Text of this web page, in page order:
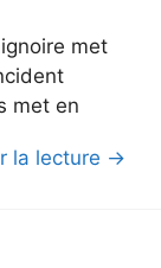
met
met en
la lecture →